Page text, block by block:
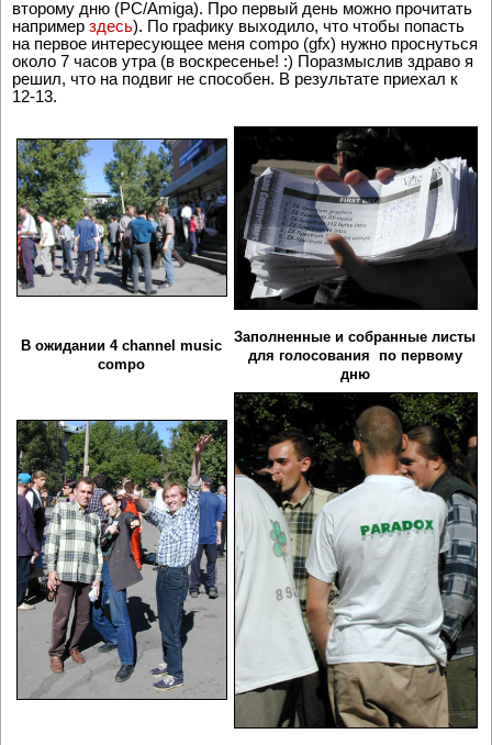
второму дню (PC/Amiga). Про первый день можно прочитать
например здесь). По графику выходило, что чтобы попасть
на первое интересующее меня compo (gfx) нужно проснуться
около 7 часов утра (в воскресенье! :) Поразмыслив здраво я
решил, что на подвиг не способен. В результате приехал к
12-13.
В ожидании 4 channel music
compo
Заполненные и собранные листы
для голосования по первому
дню